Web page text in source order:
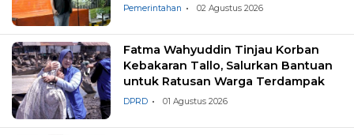
Pemerintahan 02 Agustus 2026
Fatma Wahyuddin Tinjau Korban
Kebakaran Tallo, Salurkan Bantuan
untuk Ratusan Warga Terdampak
DPRD 01 Agustus 2026